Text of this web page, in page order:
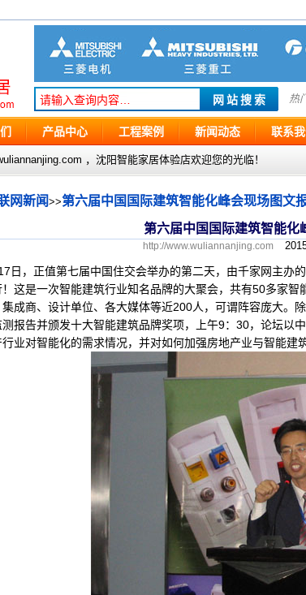
热
产品中心 工程案例 新闻动态 联系
，沈阳智能家居体验店欢迎您的光临！
网新闻>>第六届中国国际建筑智能化峰会现场图文
第六届中国国际建筑智能化
http://www.wuliannanjing.com
，正值第七届中国住交会举办的第二天，由千家网主办
这是一次智能建筑行业知名品牌的大聚会，共有50多家
成商、设计单位、各大媒体等近200人，可谓阵容庞大。
报告并颁发十大智能建筑品牌奖项，上午9：30，论坛以
业对智能化的需求情况，并对如何加强房地产业与智能建